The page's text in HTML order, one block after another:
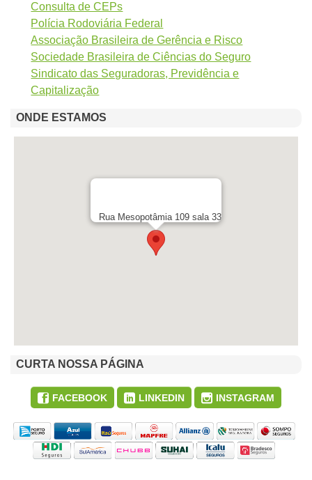
Consulta de CEPs
Polícia Rodoviária Federal
Associação Brasileira de Gerência e Risco
Sociedade Brasileira de Ciências do Seguro
Sindicato das Seguradoras, Previdência e
Capitalização
ONDE ESTAMOS
Rua Mesopotâmia 109 sala 33
CURTA NOSSA PÁGINA
FACEBOOK LINKEDIN INSTAGRAM